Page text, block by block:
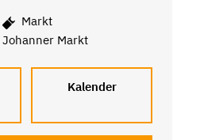
Markt
Johanner Markt
Kalender